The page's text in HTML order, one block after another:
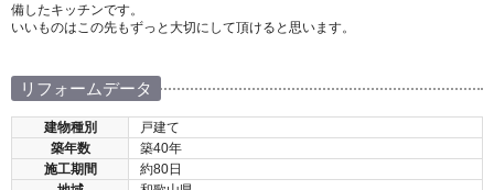
備したキッチンです。
いいものはこの先もずっと大切にして頂けると思います。
リフォームデータ
建物種別
戸建て
築年数
築40年
施工期間
約80日